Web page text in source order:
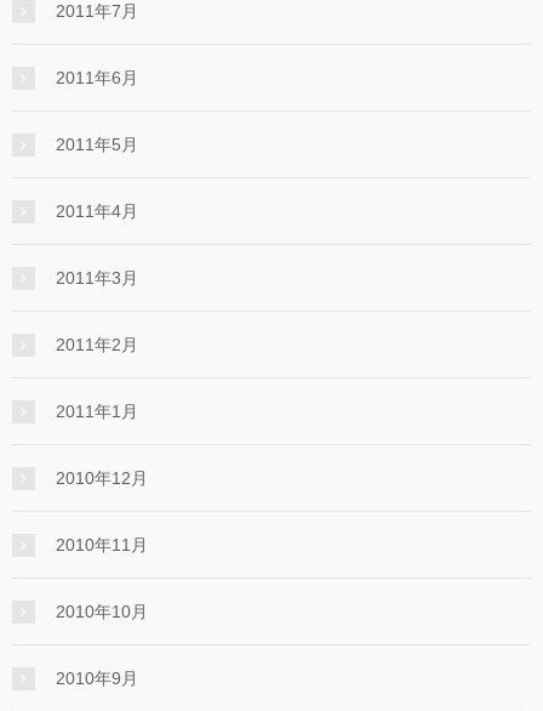
2011年7月
2011年6月
2011年5月
2011年4月
2011年3月
2011年2月
2011年1月
2010年12月
2010年11月
2010年10月
2010年9月